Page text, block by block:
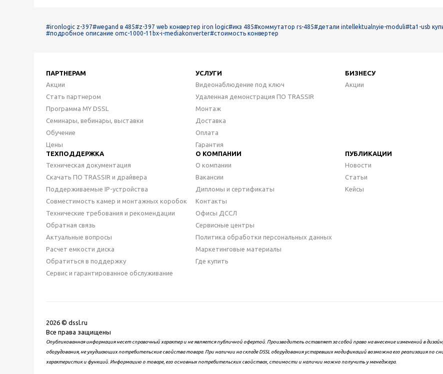
#ironlogic z-397#wegand в 485#z-397 web конвертер iron logic#икз 485#коммутатор rs-485#детали intellektualnyie-moduli#ta1-usb
#подробное описание omc-1000-11bx-i-mediakonverter#стоимость конвертер
ПАРТНЕРАМ
Акции
Стать партнером
Программа MY DSSL
Семинары, вебинары, выставки
Обучение
Цены
УСЛУГИ
Видеонаблюдение под ключ
Удаленная демонстрация ПО TRASSIR
Монтаж
Доставка
Оплата
Гарантия
БИЗНЕСУ
Акции
ТЕХПОДДЕРЖКА
Техническая документация
Скачать ПО TRASSIR и драйвера
Поддерживаемые IP-устройства
Совместимость камер и монтажных коробок
Технические требования и рекомендации
Обратная связь
Актуальные вопросы
Расчет емкости диска
Обратиться в поддержку
Сервис и гарантированное обслуживание
О КОМПАНИИ
О компании
Вакансии
Дипломы и сертификаты
Контакты
Офисы ДССЛ
Сервисные центры
Политика обработки персональных данных
Маркетинговые материалы
Где купить
ПУБЛИКАЦИИ
Новости
Статьи
Кейсы
2026 © dssl.ru
Все права защищены
Опубликованная информация несет справочный характер и не является публичной офертой. Производитель оставляет за собой право на внесение изменений в
оборудования, не ухудшающих потребительские свойства товара. При наличии на складе DSSL оборудования устаревших модификаций возможна его реализация по
характеристик и функций. Информацию о товаре, его основных потребительских свойствах, стоимости и наличии можно получить у менеджера.